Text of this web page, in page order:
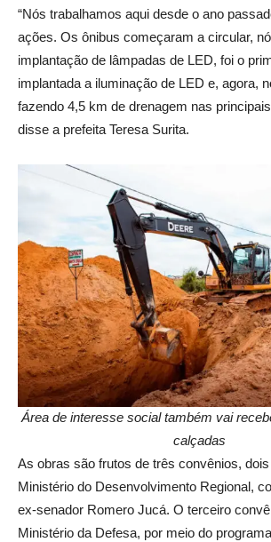
“Nós trabalhamos aqui desde o ano
ações. Os ônibus começaram a circular,
implantação de lâmpadas de LED, foi o
implantada a iluminação de LED e, agora,
fazendo 4,5 km de drenagem nas
disse a prefeita Teresa Surita.
Área de interesse social também vai
calçadas
As obras são frutos de três convênios,
Ministério do Desenvolvimento Regional,
ex-senador Romero Jucá. O terceiro
Ministério da Defesa, por meio do